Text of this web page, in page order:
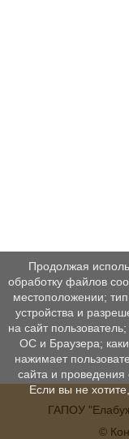
ГАПОУ
©
Продолжая
обработку файлов
местоположении;
устройства и
на сайт
ОС и Браузера;
нажимает
сайта и проведения
Если вы не